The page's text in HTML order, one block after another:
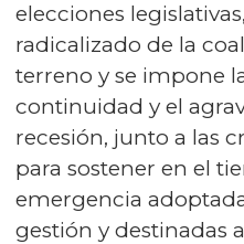
elecciones
radicalizado de la
terreno y se impone
continuidad y el
recesión, junto a las
para sostener en el
emergencia
gestión y destinadas